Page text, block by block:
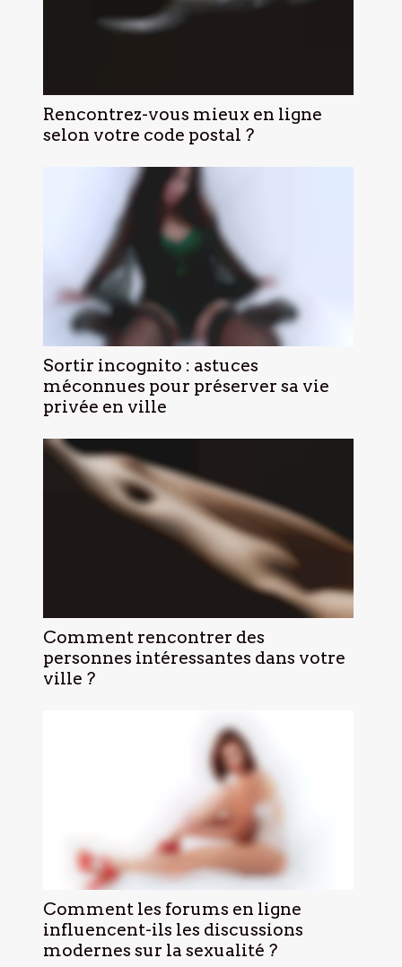
Rencontrez-vous mieux en ligne
selon votre code postal ?
Sortir incognito : astuces
méconnues pour préserver sa vie
privée en ville
Comment rencontrer des
personnes intéressantes dans votre
ville ?
Comment les forums en ligne
influencent-ils les discussions
modernes sur la sexualité ?